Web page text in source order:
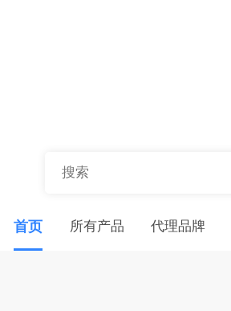
首页 所有产品 代理品牌